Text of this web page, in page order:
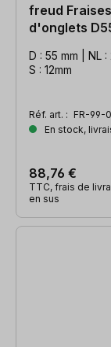
freud
d'onglets
D : 55 mm | NL :
S : 12mm
Réf. art. : FR-99-
En stock,
88,76 €
TTC, frais de
en sus